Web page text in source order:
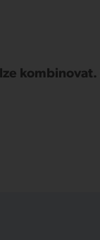
kombinovat.